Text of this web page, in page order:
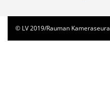
© LV 2019/Rauman Kameraseura